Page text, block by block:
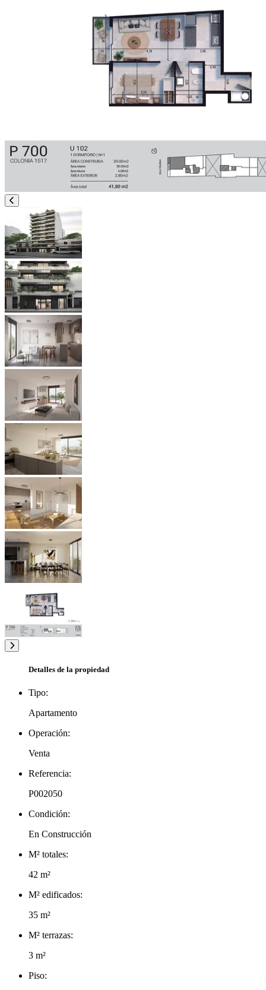
Detalles de la propiedad
Tipo:
Apartamento
Operación:
Venta
Referencia:
P002050
Condición:
En Construcción
M² totales:
42 m²
M² edificados:
35 m²
M² terrazas:
3 m²
Piso: